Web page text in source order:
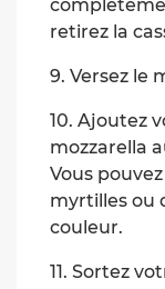
retirez la
9. Versez le
10. Ajoutez
mozzarella
Vous
myrtilles ou
couleur.
11. Sortez